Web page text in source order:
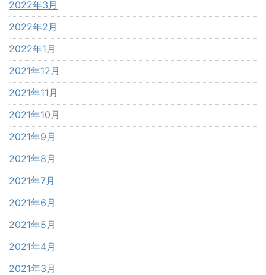
2022年3月
2022年2月
2022年1月
2021年12月
2021年11月
2021年10月
2021年9月
2021年8月
2021年7月
2021年6月
2021年5月
2021年4月
2021年3月